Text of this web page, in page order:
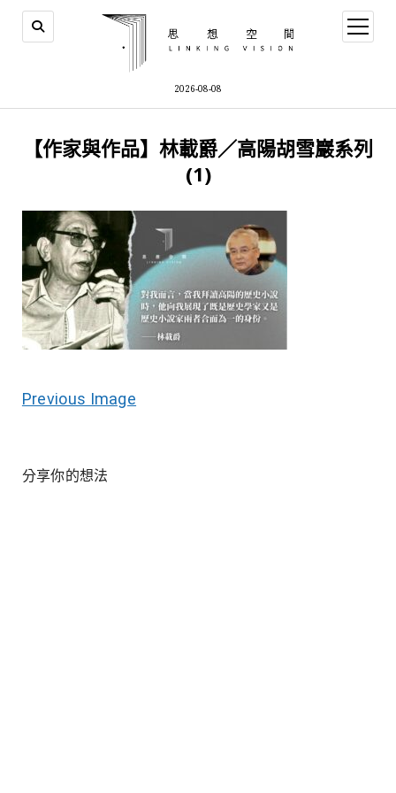
2026-08-08
open
menu
【作家與作品】林載爵／高陽胡雪巖系列
(1)
Previous Image
分享你的想法